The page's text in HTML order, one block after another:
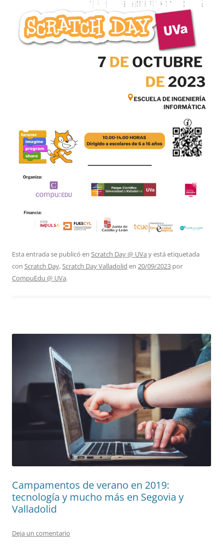
Esta entrada se publicó en Scratch Day @ UVa y está etiquetada
con Scratch Day,Scratch Day Valladolid en 20/09/2023 por
CompuEdu @ UVa.
Campamentos de verano en 2019:
tecnología y mucho más en Segovia y
Valladolid
Deja un comentario